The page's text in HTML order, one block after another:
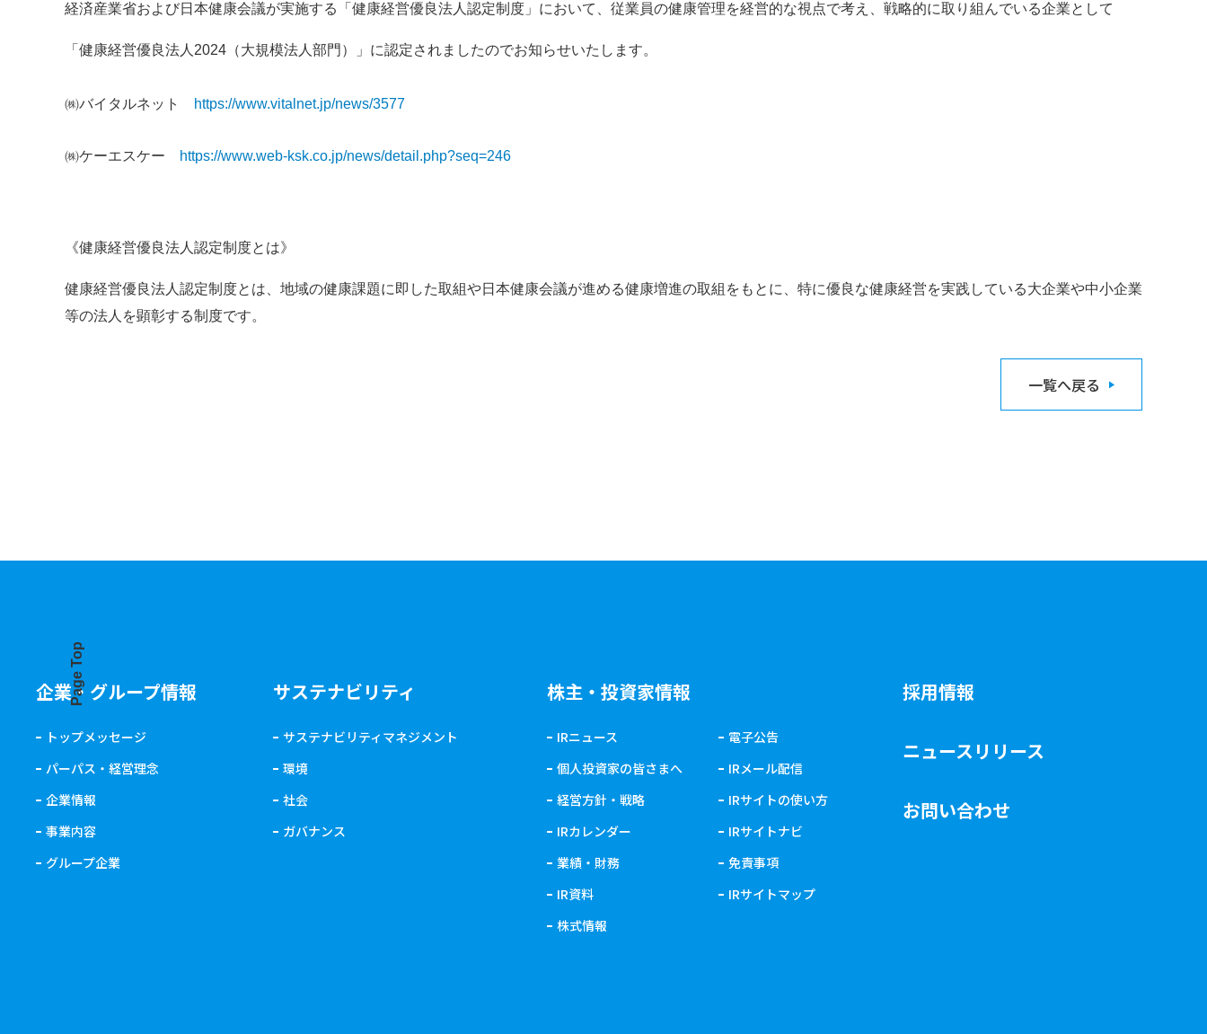
経済産業省および日本健康会議が実施する「健康経営優良法人認定制度」において、 従業員の健康管理を経営的な視点で考え、戦略的に取り組んでいる企業として
「健康経営優良法人2024（大規模法人部門）」に認定されましたのでお知らせいたします。
㈱バイタルネット https://www.vitalnet.jp/news/3577
㈱ケーエスケー https://www.web-ksk.co.jp/news/detail.php?seq=246
《健康経営優良法人認定制度とは》
健康経営優良法人認定制度とは、地域の健康課題に即した取組や日本健康会議が進める健康増進の取組をもとに、特に優良な健康経営を実践している大企業や中小企業
等の法人を顕彰する制度です。
一覧へ戻る
Page Top
企業・グループ情報
トップメッセージ
パーパス・経営理念
企業情報
事業内容
グループ企業
サステナビリティ
サステナビリティマネジメント
環境
社会
ガバナンス
株主・投資家情報
IRニュース
個人投資家の皆さまへ
経営方針・戦略
IRカレンダー
業績・財務
IR資料
株式情報
電子公告
IRメール配信
IRサイトの使い方
IRサイトナビ
免責事項
IRサイトマップ
採用情報
ニュースリリース
お問い合わせ